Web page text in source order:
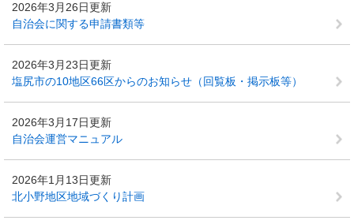
2026年3月26日更新
自治会に関する申請書類等
2026年3月23日更新
塩尻市の10地区66区からのお知らせ（回覧板・掲示板等）
2026年3月17日更新
自治会運営マニュアル
2026年1月13日更新
北小野地区地域づくり計画